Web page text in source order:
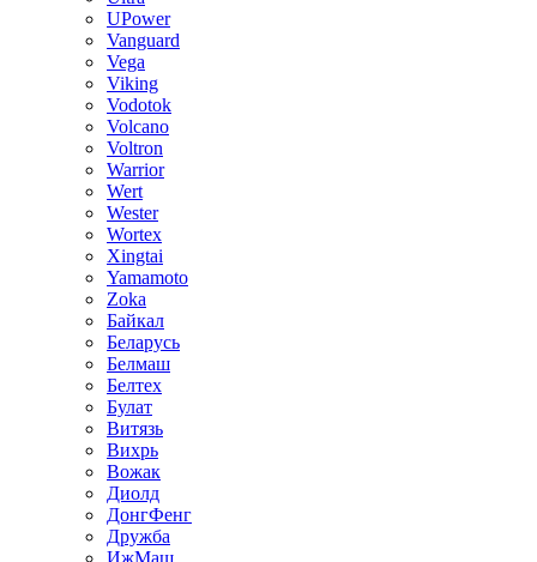
UPower
Vanguard
Vega
Viking
Vodotok
Volcano
Voltron
Warrior
Wert
Wester
Wortex
Xingtai
Yamamoto
Zoka
Байкал
Беларусь
Белмаш
Белтех
Булат
Витязь
Вихрь
Вожак
Диолд
ДонгФенг
Дружба
ИжМаш